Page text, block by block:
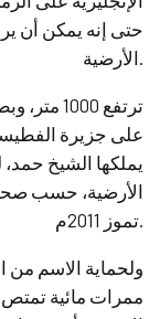
حتى إنه يمكن أن
الأرضية.
يملكها الشيخ
تموز 2011م.
ولحماية الاسم من
ممرات مائية